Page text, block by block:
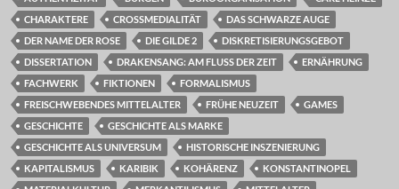
CHARAKTERE
CROSSMEDIALITÄT
DAS SCHWARZE AUGE
DER NAME DER ROSE
DIE GILDE 2
DISKRETISIERUNGSGEBOT
DISSERTATION
DRAKENSANG: AM FLUSS DER ZEIT
ERNÄHRUNG
FACHWERK
FIKTIONEN
FORMALISMUS
FREISCHWEBENDES MITTELALTER
FRÜHE NEUZEIT
GAMES
GESCHICHTE
GESCHICHTE ALS MARKE
GESCHICHTE ALS UNIVERSUM
HISTORISCHE INSZENIERUNG
KAPITALISMUS
KARIBIK KOHÄRENZ
KONSTANTINOPEL